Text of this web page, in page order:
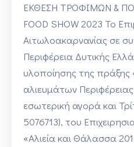
ΕΚΘΕΣΗ ΤΡΟΦΙΜΩΝ &
FOOD SHOW 2023 Το
Αιτωλοακαρνανίας σε
Περιφέρεια Δυτικής
υλοποίησης της
αλιευμάτων
εσωτερική αγορά και
5076713), του
«Αλιεία και Θάλασσα